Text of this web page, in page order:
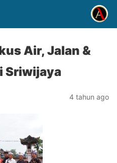
Air, Jalan &
Sriwijaya
4 tahun ago